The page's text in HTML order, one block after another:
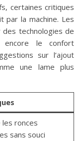
certaines critiques
par la machine. Les
des technologies de
encore le confort
sur l’ajout
une lame plus
les ronces
sans souci